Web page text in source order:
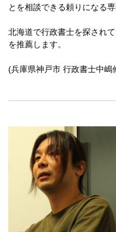
とを相談できる頼りになる専
北海道で行政書士を探され
を推薦します。
(兵庫県神戸市 行政書士中